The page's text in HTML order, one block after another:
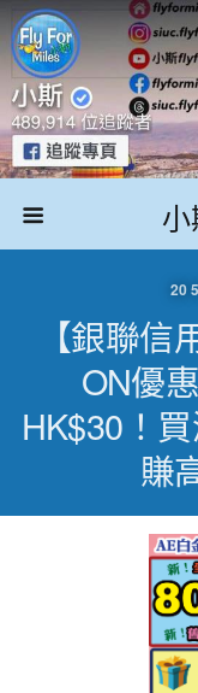
20
【銀聯信
ON優
HK$30！
賺